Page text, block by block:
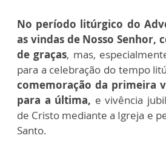
No período litúrgico do
as vindas de Nosso Senhor,
de graças, mas,
para a celebração do tempo
comemoração da primeira
para a última, e vivência
de Cristo mediante a Igreja e
Santo.